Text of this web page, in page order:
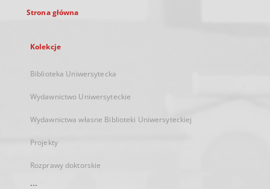
Strona główna
Kolekcje
Biblioteka Uniwersytecka
Wydawnictwo Uniwersyteckie
Wydawnictwa własne Biblioteki Uniwersyteckiej
Projekty
Rozprawy doktorskie
...